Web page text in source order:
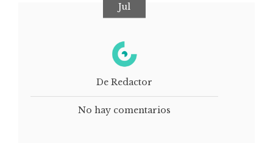
Jul
De Redactor
No hay comentarios